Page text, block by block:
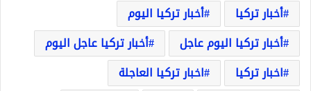
أخبار تركيا
أخبار تركيا اليوم
أخبار تركيا اليوم عاجل
أخبار تركيا عاجل اليوم
اخبار تركيا
اخبار تركيا العاجلة